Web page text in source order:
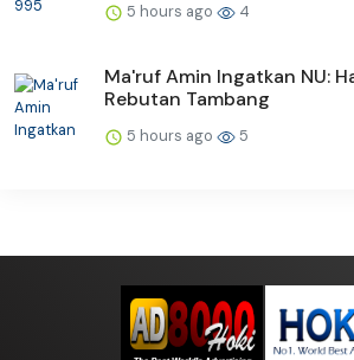
5 hours ago 4
Ma'ruf Amin Ingatkan NU:
Rebutan Tambang
5 hours ago 5